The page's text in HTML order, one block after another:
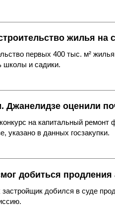
жилья на
первых 400 тыс. м²
школы и садики.
Джанелидзе оценили
конкурс на капитальный
в данных госзакупки.
добиться
добился в суде